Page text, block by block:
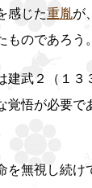
感じた重胤が
ものであろう
建武２（１３
覚悟が必要で
無視し続